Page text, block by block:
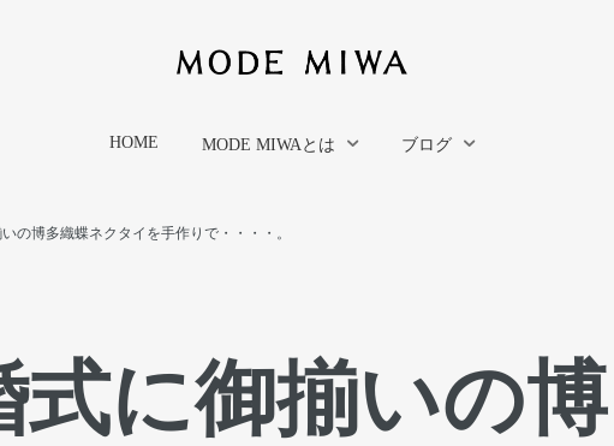
HOME MODE MIWAとは ブログ
の博多織蝶ネクタイを手作りで・・・・。
式に御揃いの博